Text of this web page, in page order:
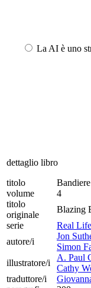
La AI è uno
dettaglio libro
titolo
volume
4
titolo
originale
Blazing
serie
Real
autore/i
Jon
Simon
illustratore/i
A. Paul
Cathy
traduttore/i